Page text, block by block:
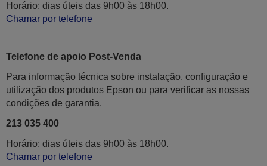
Horário: dias úteis das 9h00 às 18h00.
Chamar por telefone
Telefone de apoio Post-Venda
Para informação técnica sobre instalação, configuração e
utilização dos produtos Epson ou para verificar as nossas
condições de garantia.
213 035 400
Horário: dias úteis das 9h00 às 18h00.
Chamar por telefone